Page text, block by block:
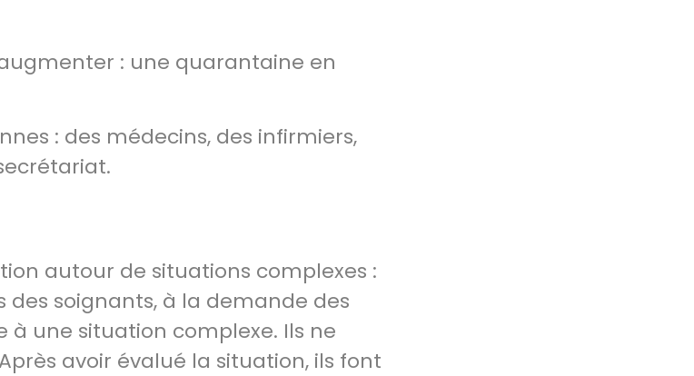
: une quarantaine en
: des médecins, des infirmiers,
autour de situations complexes :
soignants, à la demande des
à une situation complexe. Ils ne
avoir évalué la situation, ils font